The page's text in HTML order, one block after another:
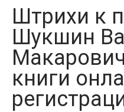
ЗАКЛАДКИ
Штрихи к
Шукшин
книги